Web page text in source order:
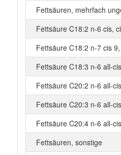
Fettsäuren, mehrfach
Fettsäure C18:2 n-6 cis,
Fettsäure C18:2 n-7 cis
Fettsäure C18:3 n-6 all-
Fettsäure C20:2 n-6 all-
Fettsäure C20:3 n-6 all-
Fettsäure C20:4 n-6 all-
Fettsäuren, sonstige